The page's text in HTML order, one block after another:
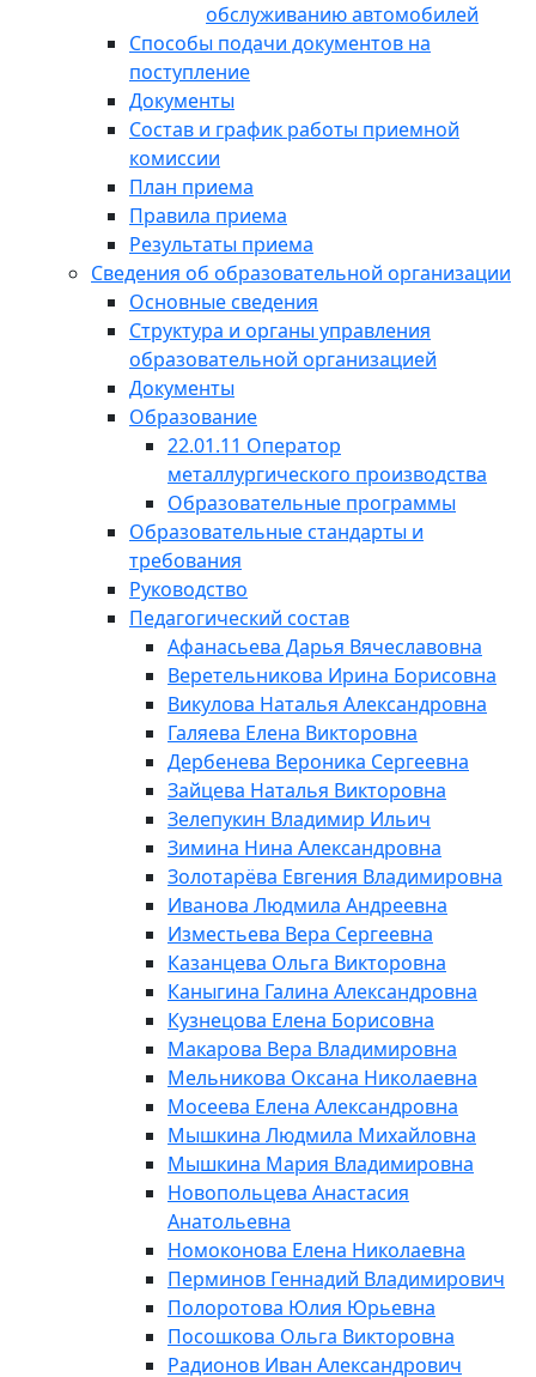
обслуживанию автомобилей
Способы подачи документов на
поступление
Документы
Состав и график работы приемной
комиссии
План приема
Правила приема
Результаты приема
Сведения об образовательной организации
Основные сведения
Структура и органы управления
образовательной организацией
Документы
Образование
22.01.11 Оператор
металлургического производства
Образовательные программы
Образовательные стандарты и
требования
Руководство
Педагогический состав
Афанасьева Дарья Вячеславовна
Веретельникова Ирина Борисовна
Викулова Наталья Александровна
Галяева Елена Викторовна
Дербенева Вероника Сергеевна
Зайцева Наталья Викторовна
Зелепукин Владимир Ильич
Зимина Нина Александровна
Золотарёва Евгения Владимировна
Иванова Людмила Андреевна
Изместьева Вера Сергеевна
Казанцева Ольга Викторовна
Каныгина Галина Александровна
Кузнецова Елена Борисовна
Макарова Вера Владимировна
Мельникова Оксана Николаевна
Мосеева Елена Александровна
Мышкина Людмила Михайловна
Мышкина Мария Владимировна
Новопольцева Анастасия
Анатольевна
Номоконова Елена Николаевна
Перминов Геннадий Владимирович
Полоротова Юлия Юрьевна
Посошкова Ольга Викторовна
Радионов Иван Александрович